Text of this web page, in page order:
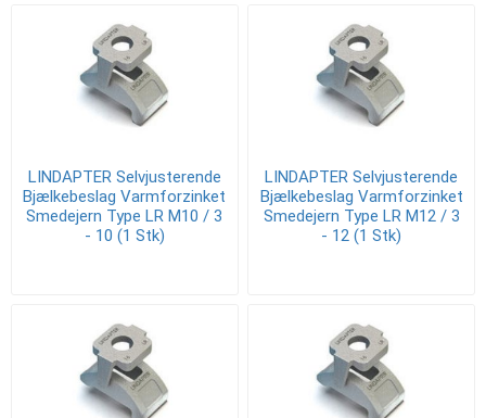
LINDAPTER Selvjusterende
Bjælkebeslag Varmforzinket
Smedejern Type LR M10 / 3
- 10 (1 Stk)
LINDAPTER Selvjusterende
Bjælkebeslag Varmforzinket
Smedejern Type LR M12 / 3
- 12 (1 Stk)